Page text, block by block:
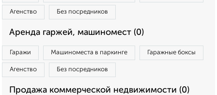
Агенство Без посредников
Аренда гаржей, машиномест (0)
Гаражи Машиноместа в паркинге Гаражные боксы
Агенство Без посредников
Продажа коммерческой недвижимости (0)